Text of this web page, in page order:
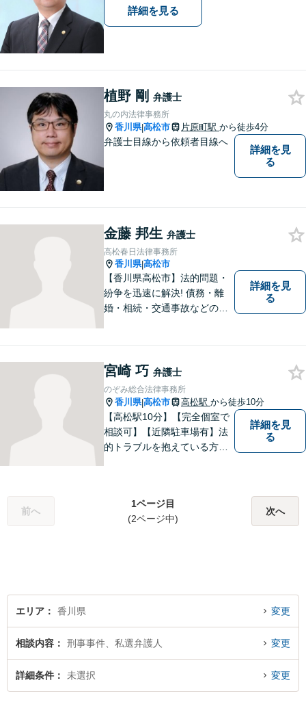
詳細を見る
植野 剛 弁護士
丸の内法律事務所
香川県|高松市 片原町駅 から徒歩4分
弁護士目線から依頼者目線へ
詳細を見
る
金藤 邦生 弁護士
高松春日法律事務所
香川県|高松市
【香川県高松市】法的問題・
紛争を迅速に解決! 債務・離
婚・相続・交通事故などの問
詳細を見
る
宮崎 巧 弁護士
のぞみ総合法律事務所
香川県|高松市 高松駅 から徒歩10分
【高松駅10分】【完全個室で
相談可】【近隣駐車場有】法
的トラブルを抱えている方の
ます。お悩みの方はぜひご相
談にいらしてください。
詳細を見
る
前へ
1ページ目
(2ページ中)
次へ
エリア 香川県 変更
相談内容 刑事事件、私選弁護人 変更
詳細条件 未選択 変更